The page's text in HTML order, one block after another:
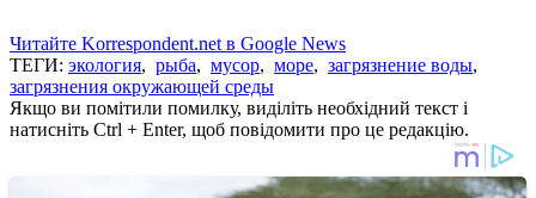
Читайте Korrespondent.net в Google News
ТЕГИ: экология, рыба, мусор, море, загрязнение воды,
загрязнения окружающей среды
Якщо ви помітили помилку, виділіть необхідний текст і
натисніть Ctrl + Enter, щоб повідомити про це редакцію.